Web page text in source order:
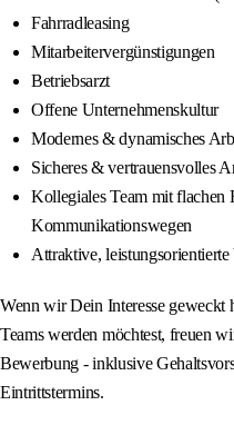
Fahrradleasing
Mitarbeitervergünstigungen
Betriebsarzt
Offene Unternehmenskultur
Modernes & dynamisches
Sicheres & vertrauensvolles
Kollegiales Team mit flachen
Kommunikationswegen
Attraktive,
Wenn wir Dein Interesse
Teams werden möchtest, freuen
Bewerbung - inklusive
Eintrittstermins.